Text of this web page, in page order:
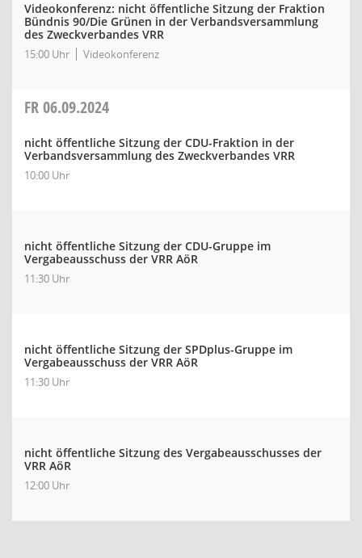
Videokonferenz: nicht öffentliche Sitzung der Fraktion
Bündnis 90/Die Grünen in der Verbandsversammlung
des Zweckverbandes VRR
15:00 Uhr Videokonferenz
FR06.09.2024
nicht öffentliche Sitzung der CDU-Fraktion in der
Verbandsversammlung des Zweckverbandes VRR
10:00 Uhr
nicht öffentliche Sitzung der CDU-Gruppe im
Vergabeausschuss der VRR AöR
11:30 Uhr
nicht öffentliche Sitzung der SPDplus-Gruppe im
Vergabeausschuss der VRR AöR
11:30 Uhr
nicht öffentliche Sitzung des Vergabeausschusses der
VRR AöR
12:00 Uhr